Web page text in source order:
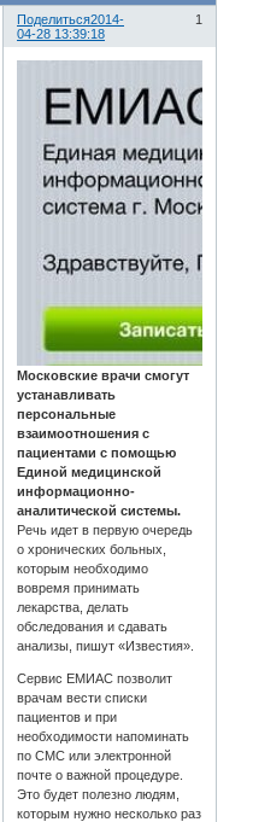
Поделиться 1
2014-
04-28 13:39:18
Московские врачи смогут
устанавливать
персональные
взаимоотношения с
пациентами с помощью
Единой медицинской
информационно-
аналитической системы.
Речь идет в первую очередь
о хронических больных,
которым необходимо
вовремя принимать
лекарства, делать
обследования и сдавать
анализы, пишут «Известия».
Сервис ЕМИАС позволит
врачам вести списки
пациентов и при
необходимости напоминать
по СМС или электронной
почте о важной процедуре.
Это будет полезно людям,
которым нужно несколько раз